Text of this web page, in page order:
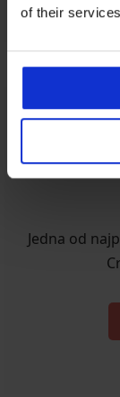
of their
Jedna od